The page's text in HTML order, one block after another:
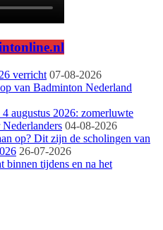
verricht 07-08-2026
van Badminton Nederland
augustus 2026: zomerluwte
04-08-2026
op? Dit zijn de scholingen van
26-07-2026
binnen tijdens en na het